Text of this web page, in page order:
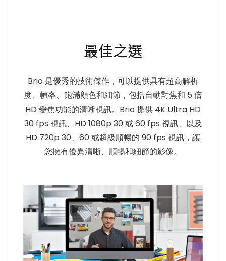
最佳之選
Brio 是優秀的技術傑作，可以提供具有超高解析
度、幀率、飽滿顏色和細節，包括自動對焦和 5 倍
HD 變焦功能的清晰視訊。Brio 提供 4K Ultra HD
30 fps 視訊、HD 1080p 30 或 60 fps 視訊、以及
HD 720p 30、60 或超級順暢的 90 fps 視訊，讓
您擁有優異清晰、順暢和細節的影像。